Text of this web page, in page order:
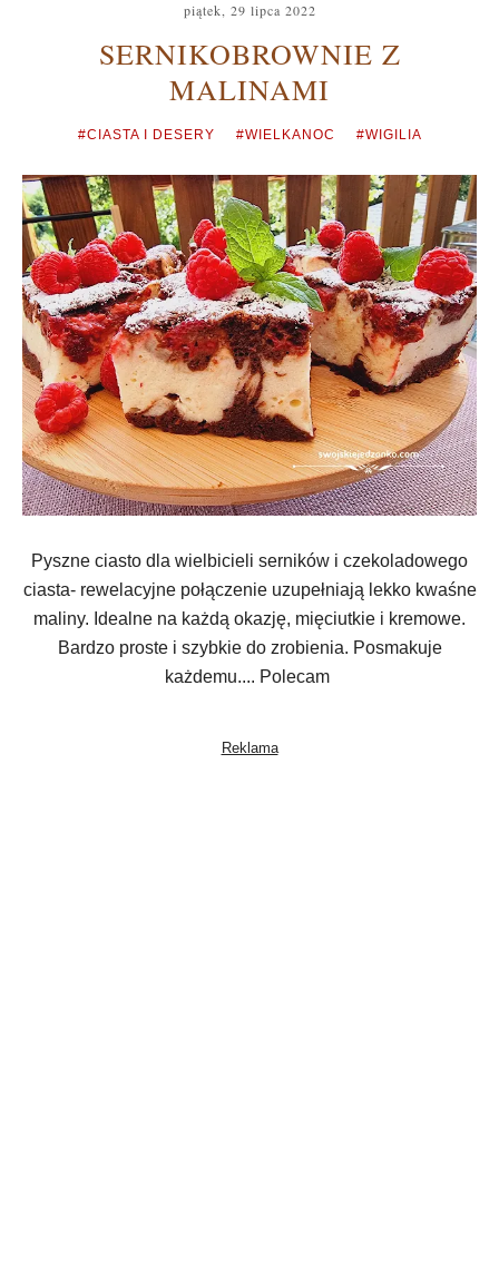
piątek, 29 lipca 2022
SERNIKOBROWNIE Z
MALINAMI
#CIASTA I DESERY #WIELKANOC #WIGILIA
Pyszne ciasto dla wielbicieli serników i czekoladowego
ciasta- rewelacyjne połączenie uzupełniają lekko kwaśne
maliny. Idealne na każdą okazję, mięciutkie i kremowe.
Bardzo proste i szybkie do zrobienia. Posmakuje
każdemu.... Polecam